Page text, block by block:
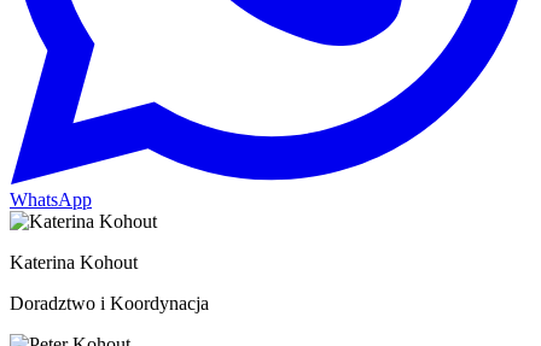
WhatsApp
Katerina Kohout
Doradztwo i Koordynacja